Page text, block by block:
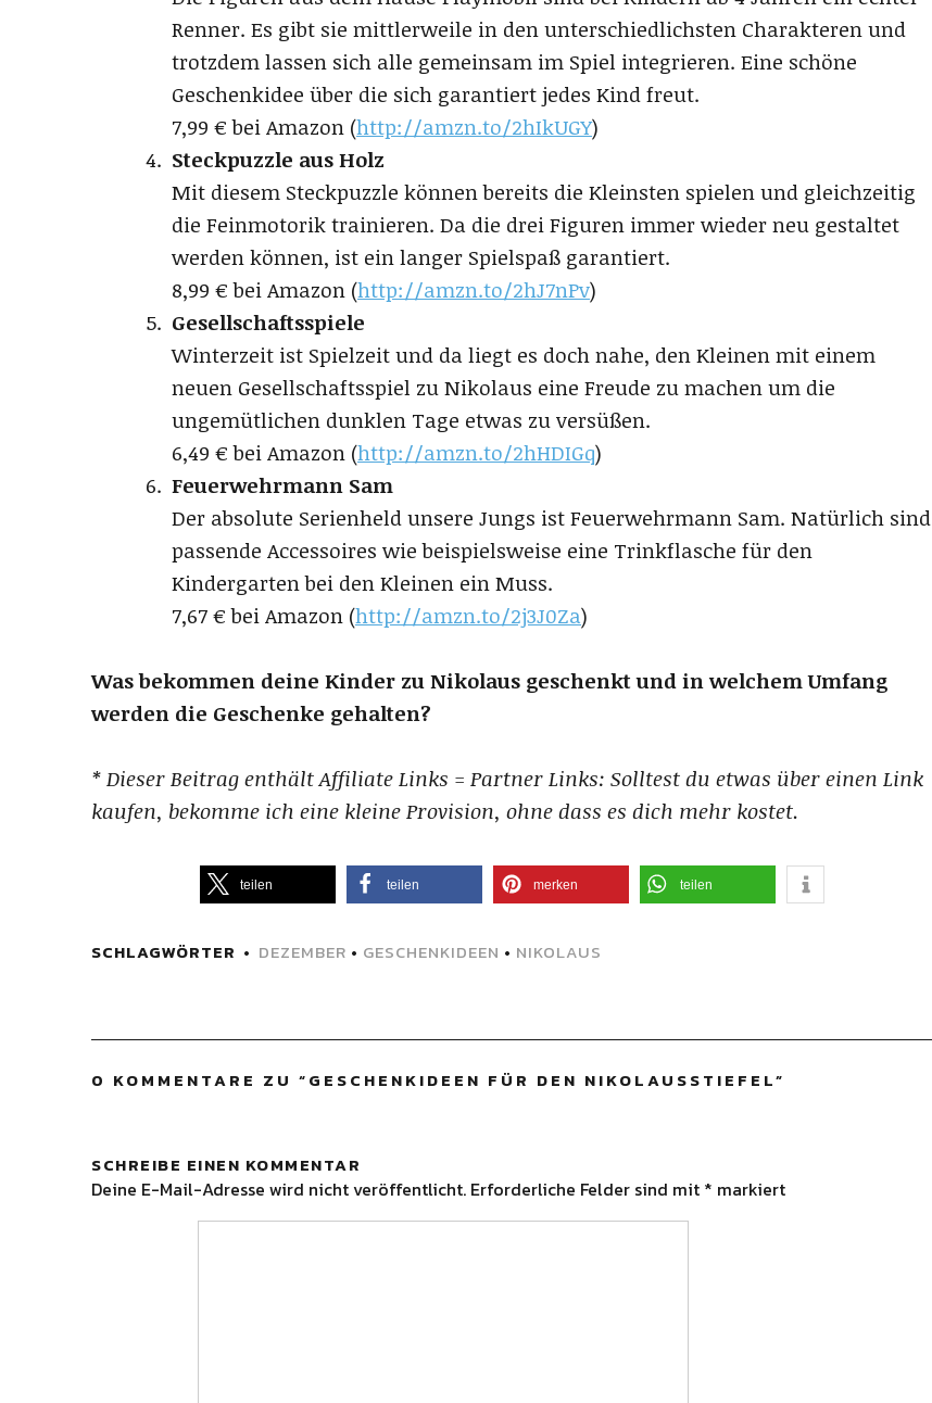
Renner. Es gibt sie mittlerweile in den unterschiedlichsten Charakteren und
trotzdem lassen sich alle gemeinsam im Spiel integrieren. Eine schöne
Geschenkidee über die sich garantiert jedes Kind freut.
7,99 € bei Amazon (http://amzn.to/2hIkUGY)
Steckpuzzle aus Holz
Mit diesem Steckpuzzle können bereits die Kleinsten spielen und gleichzeitig
die Feinmotorik trainieren. Da die drei Figuren immer wieder neu gestaltet
werden können, ist ein langer Spielspaß garantiert.
8,99 € bei Amazon (http://amzn.to/2hJ7nPv)
Gesellschaftsspiele
Winterzeit ist Spielzeit und da liegt es doch nahe, den Kleinen mit einem
neuen Gesellschaftsspiel zu Nikolaus eine Freude zu machen um die
ungemütlichen dunklen Tage etwas zu versüßen.
6,49 € bei Amazon (http://amzn.to/2hHDIGq)
Feuerwehrmann Sam
Der absolute Serienheld unsere Jungs ist Feuerwehrmann Sam. Natürlich sind
passende Accessoires wie beispielsweise eine Trinkflasche für den
Kindergarten bei den Kleinen ein Muss.
7,67 € bei Amazon (http://amzn.to/2j3J0Za)
Was bekommen deine Kinder zu Nikolaus geschenkt und in welchem Umfang
werden die Geschenke gehalten?
* Dieser Beitrag enthält Affiliate Links = Partner Links: Solltest du etwas über einen Link
kaufen, bekomme ich eine kleine Provision, ohne dass es dich mehr kostet.
teilen teilen merken teilen
SCHLAGWÖRTER DEZEMBER • GESCHENKIDEEN • NIKOLAUS
0 KOMMENTARE ZU “GESCHENKIDEEN FÜR DEN NIKOLAUSSTIEFEL”
SCHREIBE EINEN KOMMENTAR
Deine E-Mail-Adresse wird nicht veröffentlicht. Erforderliche Felder sind mit * markiert